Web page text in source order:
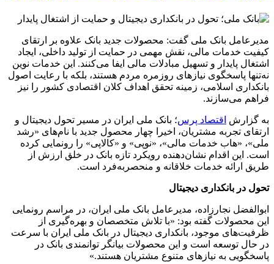
مدیرعامل بانک ملی گفت: محصولات جدید بانک علاوه بر ارتقای
کیفیت خدمات مالی، نقش مهمی در حمایت از تولید داخلی، ایجاد
اشتغال پایدار و تسهیل مبادلات مالی ایفا می‌کنند. این خدمات نوین
نه‌تنها پاسخگوی نیازهای روزمره مردم هستند، بلکه با رعایت اصول
بانکداری اسلامی، زمینه تحقق اهداف کلان اقتصادی کشور را نیز
فراهم می‌سازند.
به گزارش اقتصاد پرس؛ بانک ملی ایران در مسیر تحول دیجیتال و
ارتقای تجربه مشتریان، اخیرا چهار محصول جدید با نام‌های «رشد
ملی»، «هاب خدمات مالی»، «نوپی» و «کالاپی» را رونمایی کرده
است. این اقدام نشان‌دهنده رویکرد تازه بانک در خلق ارزش از
طریق ارائه خدمات خلاقانه و منحصربه‌فرد است.
تحول در بانکداری دیجیتال
ابوالفضل نجارزاده، مدیرعامل بانک ملی ایران، در مراسم رونمایی
این محصولات گفته بود: «با تلاش متخصصان و بهره‌گیری از
ظرفیت‌های موجود، بانکداری دیجیتال در بانک ملی ایران با سرعت
در حال توسعه است و این محصولات بیانگر توانمندی بانک در
پاسخگویی به نیازهای متنوع مشتریان هستند.»